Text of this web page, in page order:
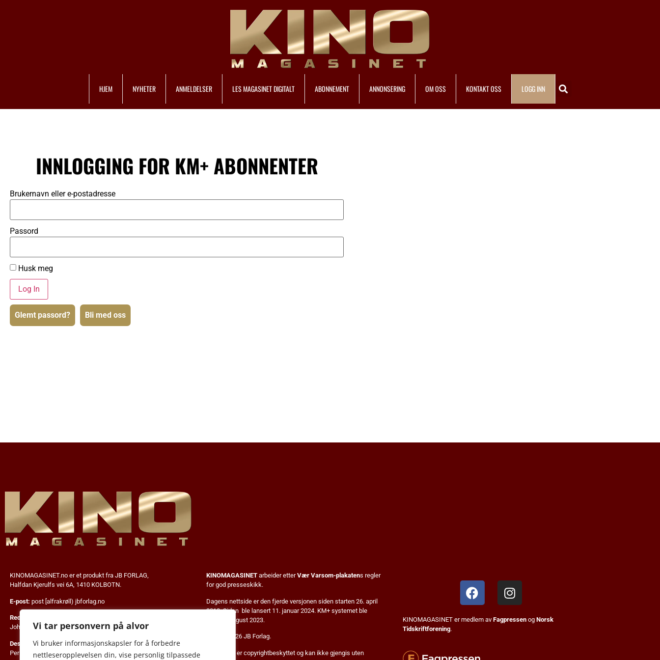
Vi tar personvern på alvor
Vi bruker informasjonskapsler for å forbedre
nettleseropplevelsen din, vise personlig tilpassede
HJEM NYHETER ANMELDELSER LES MAGASINET DIGITALT ABONNEMENT ANNONSERING OM OSS KONTAKT OSS LOGG INN
INNLOGGING FOR KM+ ABONNENTER
Brukernavn eller e-postadresse
Passord
Husk meg
Glemt passord? Bli med oss
KINOMAGASINET.no er et produkt fra JB FORLAG,
Halfdan Kjerulfs vei 6A, 1410 KOLBOTN.
E-post: post [alfrakrøll) jbforlag.no
Redaktør:
John Berge • Tlf. 975 99 007
Designer:
Per Mork • Tlf. 411 43 640
KINOMAGASINETarbeider etterVær Varsom-plakatens regler
for god presseskikk.
Dagens nettside er den fjerde versjonen siden starten 26. april
2013. Siden ble lansert 11. januar 2024. KM+ systemet ble
innført i august 2023.
© 2013-2026 JB Forlag.
Alt innhold er copyrightbeskyttet og kan ikke gjengis uten
KINOMAGASINET er medlem av Fagpressenog Norsk
Tidskriftforening.